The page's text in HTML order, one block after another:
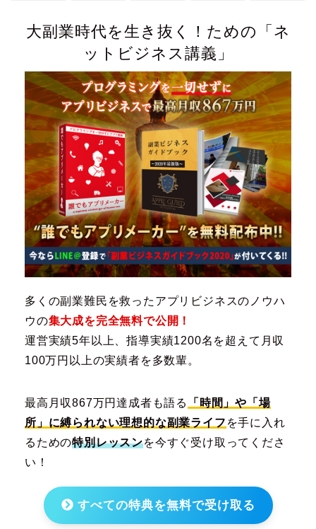
大副業時代を生き抜く！ための「ネ
ットビジネス講義」
多くの副業難民を救ったアプリビジネスのノウハ
ウの集大成を完全無料で公開！
運営実績5年以上、指導実績1200名を超えて月収
100万円以上の実績者を多数輩。
最高月収867万円達成者も語る
「時間」や「場
所」に縛られない理想的な副業ライフ を手に入れ
るための特別レッスンを今すぐ受け取ってくださ
い！
すべての特典を無料で受け取る